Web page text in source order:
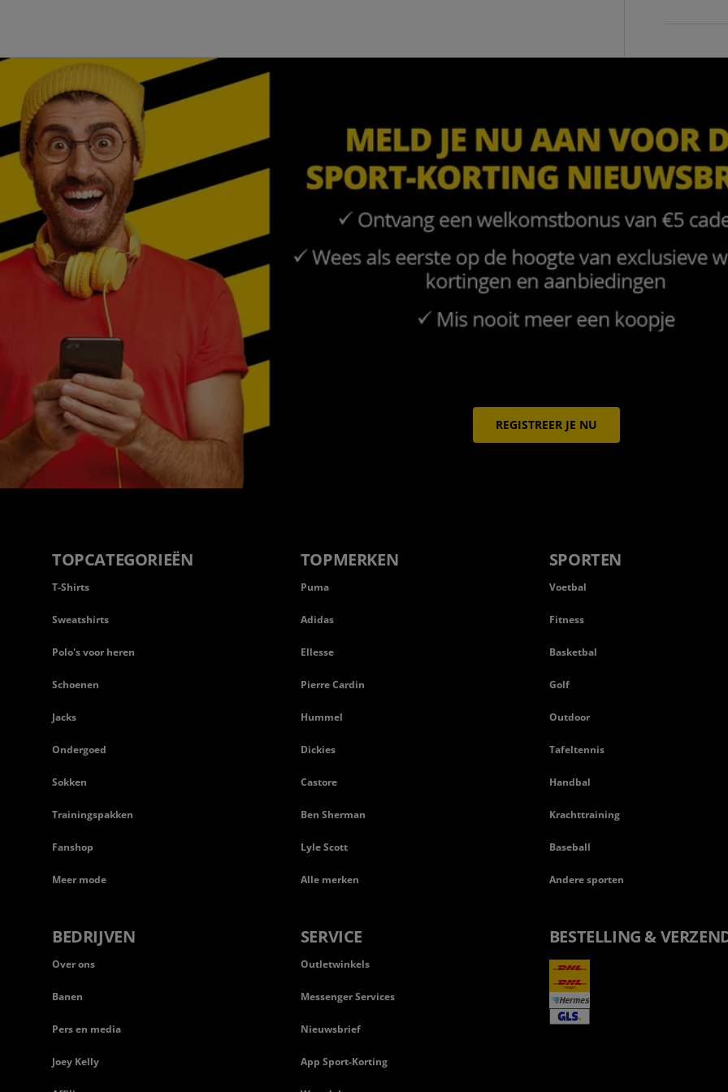
REGISTREER JE NU
TOPCATEGORIEËN
T-Shirts
Sweatshirts
Polo's voor heren
Schoenen
Jacks
Ondergoed
Sokken
Trainingspakken
Fanshop
Meer mode
TOPMERKEN
Puma
Adidas
Ellesse
Pierre Cardin
Hummel
Dickies
Castore
Ben Sherman
Lyle Scott
Alle merken
SPORTEN
Voetbal
Fitness
Basketbal
Golf
Outdoor
Tafeltennis
Handbal
Krachttraining
Baseball
Andere sporten
BEDRIJVEN
Over ons
Banen
Pers en media
Joey Kelly
SERVICE
Outletwinkels
Messenger Services
Nieuwsbrief
App Sport-Korting
BESTELLING &